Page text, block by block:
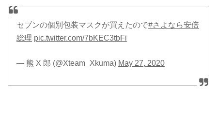
セブンの個別包装マスクが買えたので#さよなら安倍
総理 pic.twitter.com/7bKEC3tbFi
— 熊 X 郎 (@Xteam_Xkuma) May 27, 2020